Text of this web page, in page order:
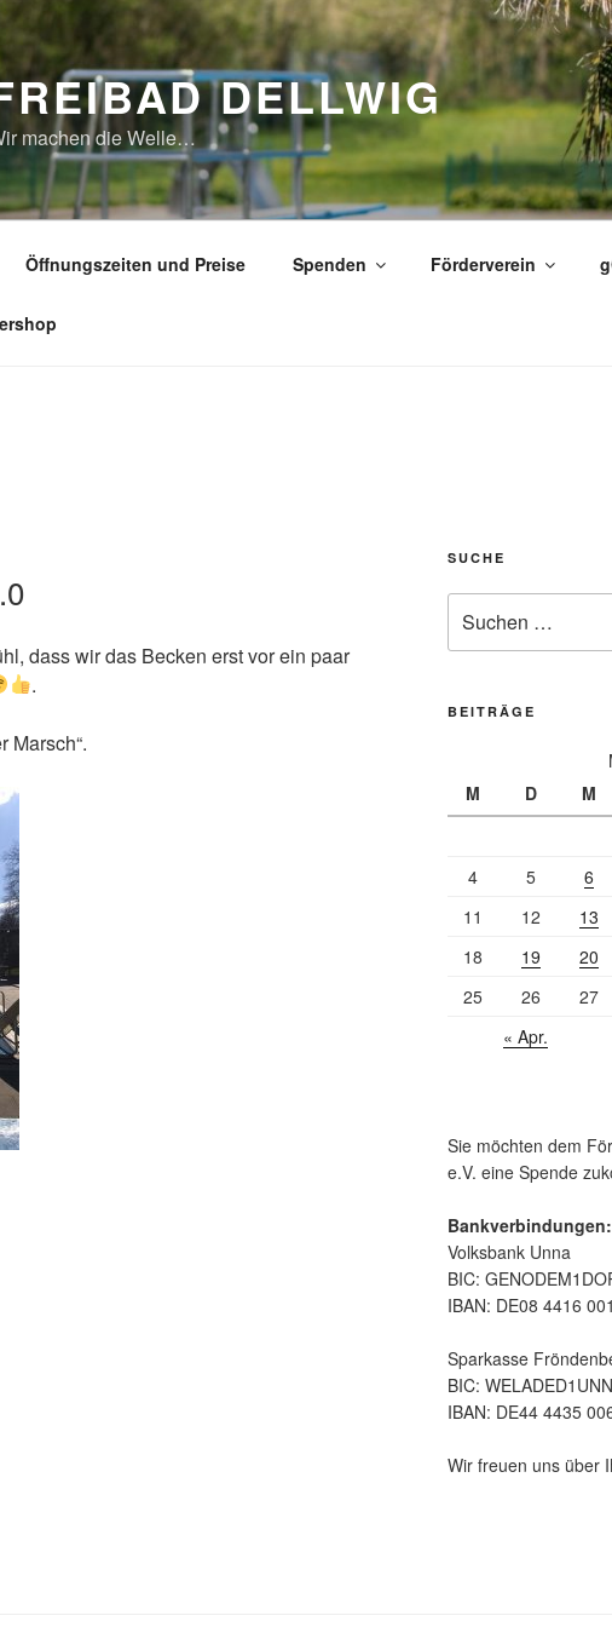
DELLWIG
machen die Welle…
Öffnungszeiten und Preise Spenden Förderverein
dass wir das Becken erst vor ein paar
.
Marsch“.
SUCHE
nach:
BEITRÄGE
M
D M
4
5 6
11
12 13
18
19 20
25
26 27
« Apr.
Sie möchten dem
e.V. eine Spende
Bankverbindungen:
Volksbank Unna
BIC:
IBAN: DE08 4416
Sparkasse
BIC: WELADED1UNN
IBAN: DE44 4435
Wir freuen uns über